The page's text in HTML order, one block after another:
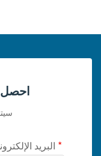
احصل
البريد